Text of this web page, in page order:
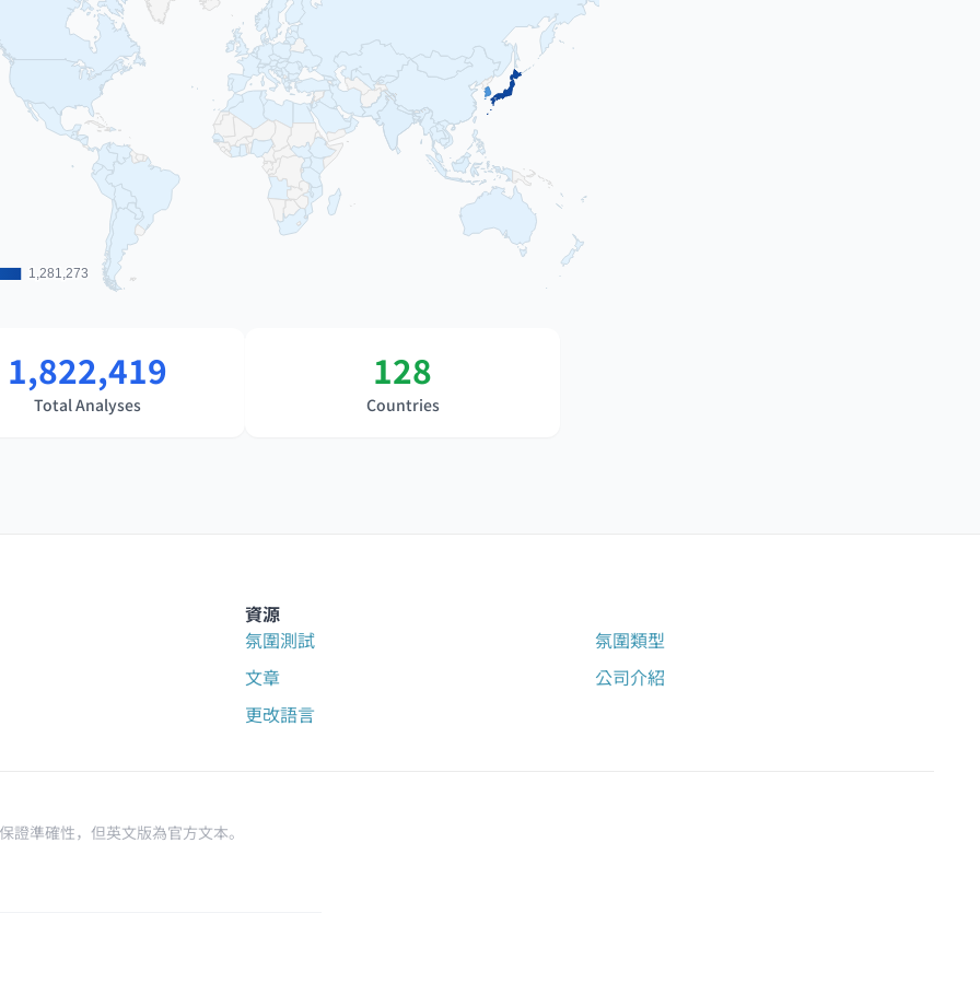
1,281,273
1,281,273
1,822,419
Total Analyses
128
Countries
資源
氛圍測試
氛圍類型
文章
公司介紹
更改語言
準確性，但英文版為官方文本。